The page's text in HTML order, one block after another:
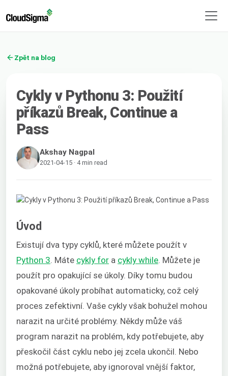
Zpět na blog
Cykly v Pythonu 3: Použití
příkazů Break, Continue a
Pass
Akshay Nagpal
2021-04-15 · 4 min read
Úvod
Existují dva typy cyklů, které můžete použít v
Python 3 . Máte cykly for a cykly while . Můžete je
použít pro opakující se úkoly. Díky tomu budou
opakované úkoly probíhat automaticky, což celý
proces zefektivní. Vaše cykly však bohužel mohou
narazit na určité problémy. Někdy může váš
program narazit na problém, kdy potřebujete, aby
přeskočil část cyklu nebo jej zcela ukončil. Nebo
možná potřebujete, aby ignoroval vnější faktor,